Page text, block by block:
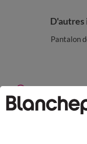
D'autres
Pantalon
Payez plus tard